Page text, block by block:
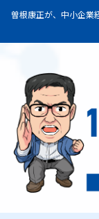
曽根康正が、中小企業